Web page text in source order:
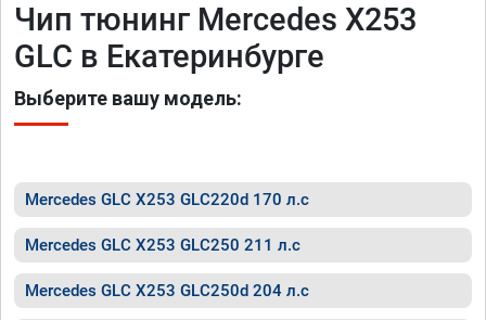
Чип тюнинг Mercedes X253
GLC в Екатеринбурге
Выберите вашу модель:
Mercedes GLC X253 GLC220d 170 л.с
Mercedes GLC X253 GLC250 211 л.с
Mercedes GLC X253 GLC250d 204 л.с